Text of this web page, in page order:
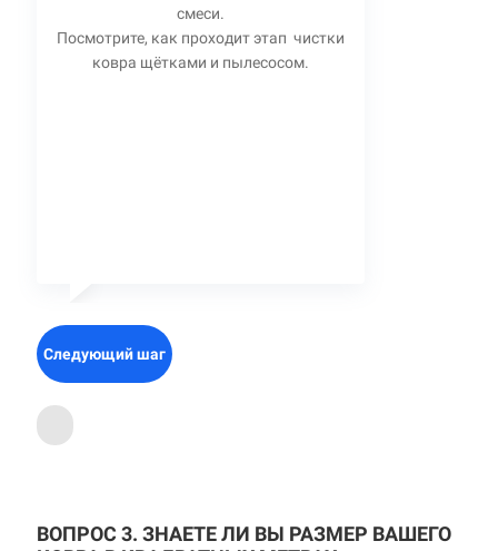
смеси.
Посмотрите, как проходит этап чистки
ковра щётками и пылесосом.
Следующий шаг
ВОПРОС 3. ЗНАЕТЕ ЛИ ВЫ РАЗМЕР ВАШЕГО